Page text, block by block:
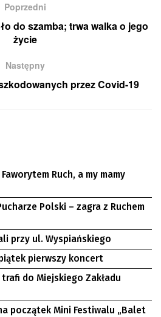
Poprzedni
do szamba; trwa walka o jego
życie
Następny
przez Covid-19
Ruch, a my mamy
Polski – zagra z Ruchem
przy ul. Wyspiańskiego
pierwszy koncert
do Miejskiego Zakładu
początek Mini Festiwalu „Balet